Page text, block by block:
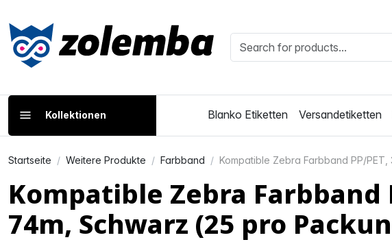
Kollektionen Blanko Etiketten Versandetiketten
Startseite Weitere Produkte Farbband Kompatible Zebra Farbband PP/
Kompatible Zebra Farbband
74m, Schwarz (25 pro